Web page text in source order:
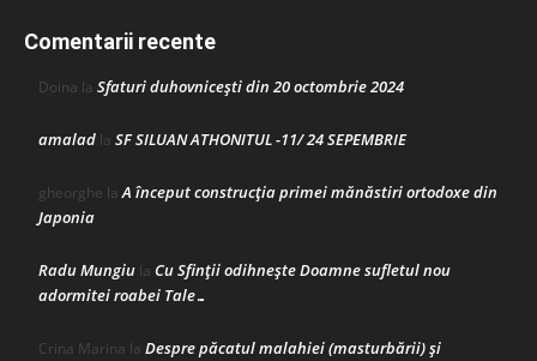
Comentarii recente
Doina la Sfaturi duhovnicești din 20 octombrie 2024
amalad la SF SILUAN ATHONITUL -11/ 24 SEPEMBRIE
gheorghe laA început construcţia primei mănăstiri ortodoxe din
Japonia
Radu Mungiu la Cu Sfinții odihnește Doamne sufletul nou
adormitei roabei Tale…
Crina Marina la Despre păcatul malahiei (masturbării) şi